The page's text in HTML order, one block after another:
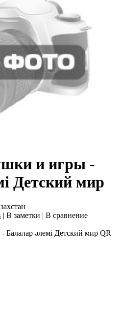
и игры -
Детский мир
| В заметки | В сравнение